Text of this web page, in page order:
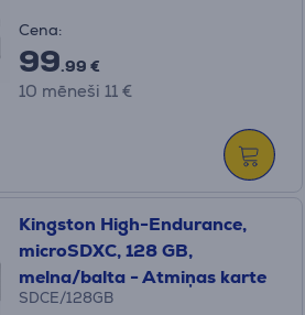
Cena:
99.99 €
10 mēneši 11 €
Kingston High-Endurance,
microSDXC, 128 GB,
melna/balta - Atmiņas karte
SDCE/128GB